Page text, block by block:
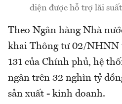
diện được hỗ trợ lãi
Theo Ngân hàng Nhà
khai Thông tư 02/NHNN
131 của Chính phủ, hệ
ngân trên 32 nghìn tỷ
sản xuất - kinh doanh.